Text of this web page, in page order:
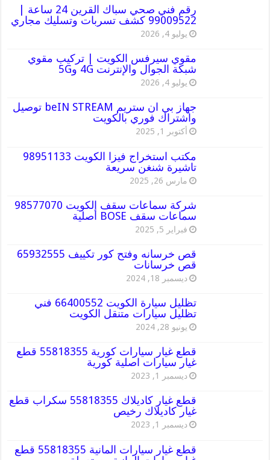
رقم فني صحي سباك القرين 24 ساعة |
99009522 كشف تسربات وتسليك مجاري
يوليو 4, 2026
مقوي سيرفس الكويت | تركيب مقوي
شبكة الجوال والإنترنت 4G و5G
يوليو 4, 2026
جهاز بي ان ستريم beIN STREAM توصيل
واشتراك فوري بالكويت
أكتوبر 1, 2025
مكتب استخراج فيزا الكويت 98951133
تاشيرة شنغن سريعة
مارس 26, 2025
شركة سماعات سقف الكويت 98577070
سماعات سقف BOSE أصلية
فبراير 5, 2025
قص خرسانه وفتح كور تكييف 65932555
قص خرسانات
ديسمبر 18, 2024
تظليل سيارة الكويت 66400552 فني
تظليل سيارات متنقل الكويت
يونيو 28, 2024
قطع غيار سيارات كورية 55818355 قطع
غيار سيارات اصلية كورية
ديسمبر 1, 2023
قطع غيار كاديلاك 55818355 سكراب قطع
غيار كاديلاك رخيص
ديسمبر 1, 2023
قطع غيار سيارات المانية 55818355 قطع